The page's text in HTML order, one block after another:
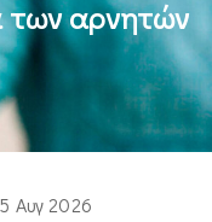
των αρνητών
Αυγ 2026